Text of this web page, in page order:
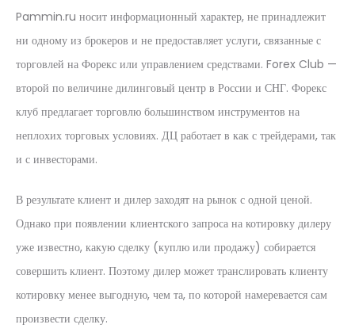
Pammin.ru носит информационный характер, не принадлежит
ни одному из брокеров и не предоставляет услуги, связанные с
торговлей на Форекс или управлением средствами. Forex Club —
второй по величине дилинговый центр в России и СНГ. Форекс
клуб предлагает торговлю большинством инструментов на
неплохих торговых условиях. ДЦ работает в как с трейдерами, так
и с инвесторами.
В результате клиент и дилер заходят на рынок с одной ценой.
Однако при появлении клиентского запроса на котировку дилеру
уже известно, какую сделку (куплю или продажу) собирается
совершить клиент. Поэтому дилер может транслировать клиенту
котировку менее выгодную, чем та, по которой намеревается сам
произвести сделку.